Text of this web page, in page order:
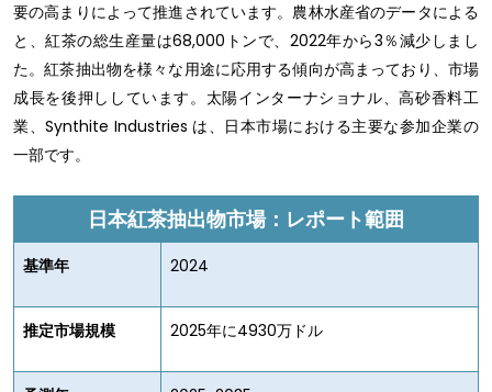
要の高まりによって推進されています。農林水産省のデータによる
と、紅茶の総生産量は68,000トンで、2022年から3％減少しまし
た。紅茶抽出物を様々な用途に応用する傾向が高まっており、市場
成長を後押ししています。太陽インターナショナル、高砂香料工
業、Synthite Industries は、日本市場における主要な参加企業の
一部です。
日本紅茶抽出物市場：レポート範囲
基準年 2024
推定市場規模 2025年に4930万ドル